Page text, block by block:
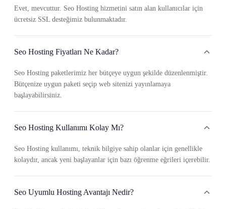
Evet, mevcuttur. Seo Hosting hizmetini satın alan kullanıcılar için
ücretsiz SSL desteğimiz bulunmaktadır.
Seo Hosting Fiyatları Ne Kadar?
Seo Hosting paketlerimiz her bütçeye uygun şekilde düzenlenmiştir.
Bütçenize uygun paketi seçip web sitenizi yayınlamaya
başlayabilirsiniz.
Seo Hosting Kullanımı Kolay Mı?
Seo Hosting kullanımı, teknik bilgiye sahip olanlar için genellikle
kolaydır, ancak yeni başlayanlar için bazı öğrenme eğrileri içerebilir.
Seo Uyumlu Hosting Avantajı Nedir?